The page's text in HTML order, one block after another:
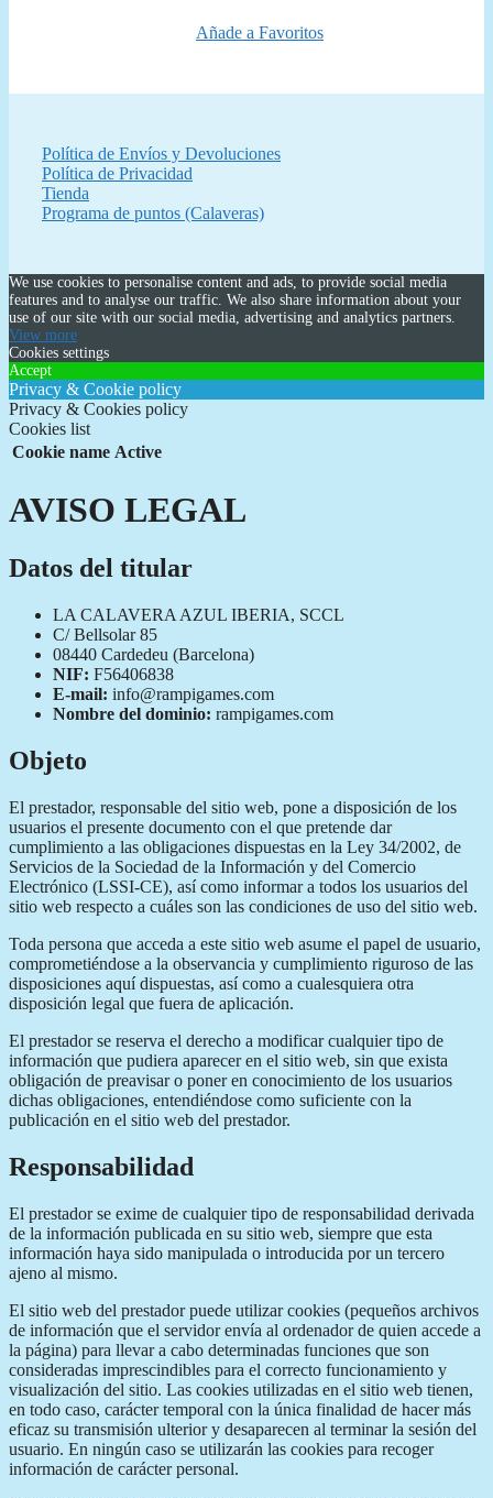
Añade a Favoritos
Política de Envíos y Devoluciones
Política de Privacidad
Tienda
Programa de puntos (Calaveras)
We use cookies to personalise content and ads, to provide social media
features and to analyse our traffic. We also share information about your
use of our site with our social media, advertising and analytics partners.
View more
Cookies settings
Accept
Privacy & Cookie policy
Privacy & Cookies policy
Cookies list
Cookie name Active
AVISO LEGAL
Datos del titular
LA CALAVERA AZUL IBERIA, SCCL
C/ Bellsolar 85
08440 Cardedeu (Barcelona)
NIF: F56406838
E-mail: info@rampigames.com
Nombre del dominio: rampigames.com
Objeto
El prestador, responsable del sitio web, pone a disposición de los
usuarios el presente documento con el que pretende dar
cumplimiento a las obligaciones dispuestas en la Ley 34/2002, de
Servicios de la Sociedad de la Información y del Comercio
Electrónico (LSSI-CE), así como informar a todos los usuarios del
sitio web respecto a cuáles son las condiciones de uso del sitio web.
Toda persona que acceda a este sitio web asume el papel de usuario,
comprometiéndose a la observancia y cumplimiento riguroso de las
disposiciones aquí dispuestas, así como a cualesquiera otra
disposición legal que fuera de aplicación.
El prestador se reserva el derecho a modificar cualquier tipo de
información que pudiera aparecer en el sitio web, sin que exista
obligación de preavisar o poner en conocimiento de los usuarios
dichas obligaciones, entendiéndose como suficiente con la
publicación en el sitio web del prestador.
Responsabilidad
El prestador se exime de cualquier tipo de responsabilidad derivada
de la información publicada en su sitio web, siempre que esta
información haya sido manipulada o introducida por un tercero
ajeno al mismo.
El sitio web del prestador puede utilizar cookies (pequeños archivos
de información que el servidor envía al ordenador de quien accede a
la página) para llevar a cabo determinadas funciones que son
consideradas imprescindibles para el correcto funcionamiento y
visualización del sitio. Las cookies utilizadas en el sitio web tienen,
en todo caso, carácter temporal con la única finalidad de hacer más
eficaz su transmisión ulterior y desaparecen al terminar la sesión del
usuario. En ningún caso se utilizarán las cookies para recoger
información de carácter personal.